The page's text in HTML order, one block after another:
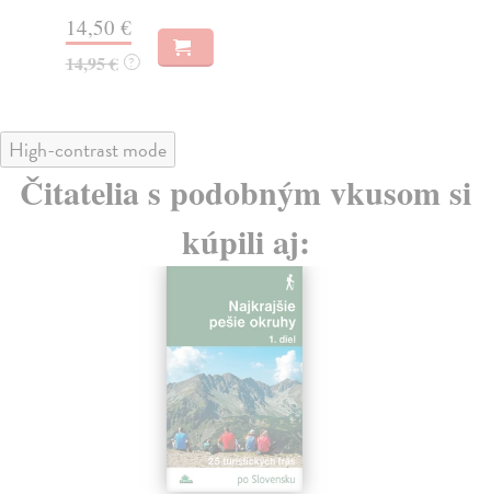
14,50 €
14,95 € ?
High-contrast mode
Čitatelia s podobným vkusom si
kúpili aj: